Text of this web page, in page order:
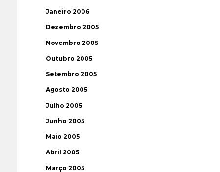
Janeiro 2006
Dezembro 2005
Novembro 2005
Outubro 2005
Setembro 2005
Agosto 2005
Julho 2005
Junho 2005
Maio 2005
Abril 2005
Março 2005